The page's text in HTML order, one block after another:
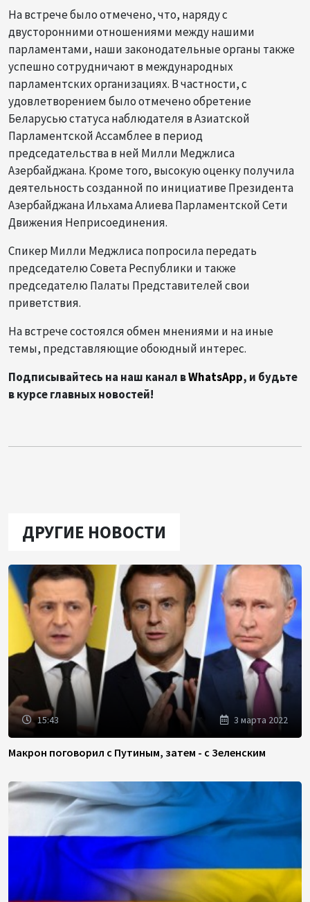
На встрече было отмечено, что, наряду с
двусторонними отношениями между нашими
парламентами, наши законодательные органы также
успешно сотрудничают в международных
парламентских организациях. В частности, с
удовлетворением было отмечено обретение
Беларусью статуса наблюдателя в Азиатской
Парламентской Ассамблее в период
председательства в ней Милли Меджлиса
Азербайджана. Кроме того, высокую оценку получила
деятельность созданной по инициативе Президента
Азербайджана Ильхама Алиева Парламентской Сети
Движения Неприсоединения.
Спикер Милли Меджлиса попросила передать
председателю Совета Республики и также
председателю Палаты Представителей свои
приветствия.
На встрече состоялся обмен мнениями и на иные
темы, представляющие обоюдный интерес.
Подписывайтесь на наш канал вWhatsApp, и будьте
в курсе главных новостей!
ДРУГИЕ НОВОСТИ
15:43 3 марта 2022
Макрон поговорил с Путиным, затем - с Зеленским